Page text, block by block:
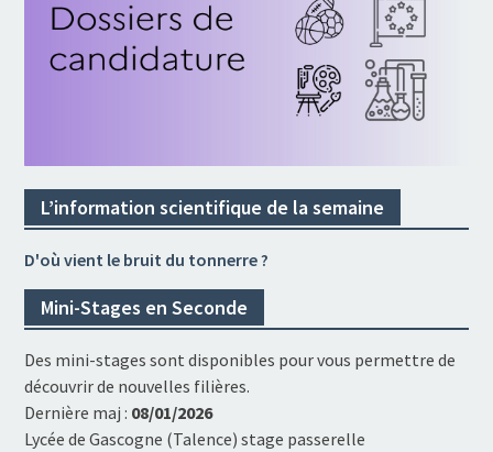
L’information scientifique de la semaine
D'où vient le bruit du tonnerre ?
Mini-Stages en Seconde
Des mini-stages sont disponibles pour vous permettre de
découvrir de nouvelles filières.
Dernière maj : 08/01/2026
Lycée de Gascogne (Talence) stage passerelle